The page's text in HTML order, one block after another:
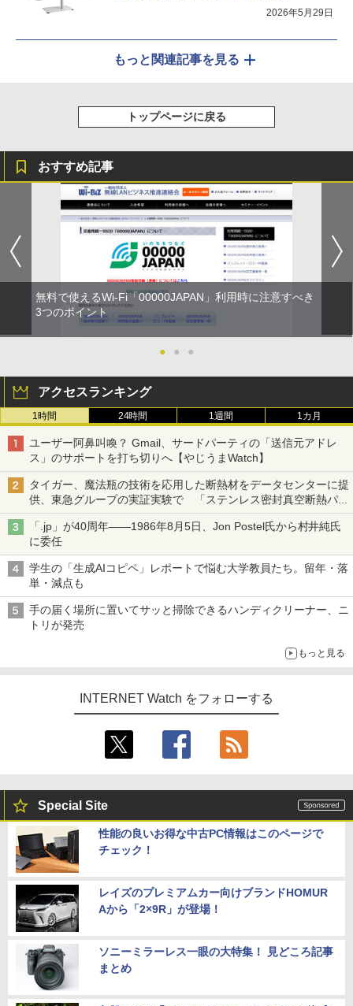
2026年5月29日
もっと関連記事を見る
トップページに戻る
おすすめ記事
無料で使えるWi-Fi「00000JAPAN」利用時に注意すべき
3つのポイント
● ● ●
アクセスランキング
1時間 24時間 1週間 1カ月
ユーザー阿鼻叫喚？ Gmail、サードパーティの「送信元アドレ
ス」のサポートを打ち切りへ【やじうまWatch】
タイガー、魔法瓶の技術を応用した断熱材をデータセンターに提
供、東急グループの実証実験で 「ステンレス密封真空断熱パネ
ル TIVIP」
「.jp」が40周年――1986年8月5日、Jon Postel氏から村井純氏
に委任
学生の「生成AIコピペ」レポートで悩む大学教員たち。留年・落
単・減点も
手の届く場所に置いてサッと掃除できるハンディクリーナー、ニ
トリが発売
もっと見る
INTERNET Watch をフォローする
Special Site
性能の良いお得な中古PC情報はこのページで
チェック！
レイズのプレミアムカー向けブランドHOMUR
Aから「2×9R」が登場！
ソニーミラーレス一眼の大特集！ 見どころ記事
まとめ